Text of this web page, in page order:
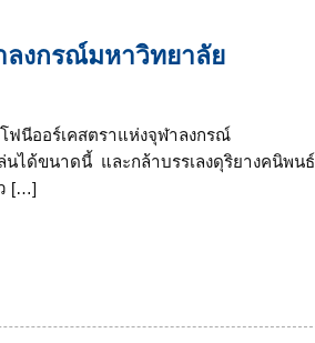
ลงกรณ์มหาวิทยาลัย
ฟนีออร์เคสตราแห่งจุฬาลงกรณ์
ด้ขนาดนี้ และกล้าบรรเลงดุริยางคนิพนธ์
[…]